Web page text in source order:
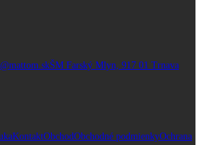
ŠM Farský Mlyn, 917 01 Trnava
KontaktObchodObchodné podmienkyOchrana